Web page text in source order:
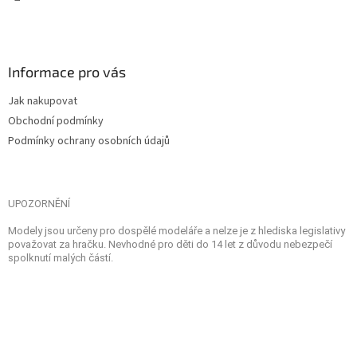
Informace pro vás
Jak nakupovat
Obchodní podmínky
Podmínky ochrany osobních údajů
UPOZORNĚNÍ
Modely jsou určeny pro dospělé modeláře a nelze je z hlediska legislativy
považovat za hračku. Nevhodné pro děti do 14 let z důvodu nebezpečí
spolknutí malých částí.